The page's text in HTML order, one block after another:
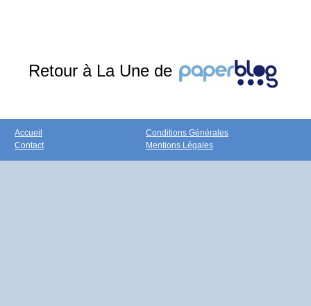
Retour à La Une de
Accueil
Contact
Conditions Générales
Mentions Légales